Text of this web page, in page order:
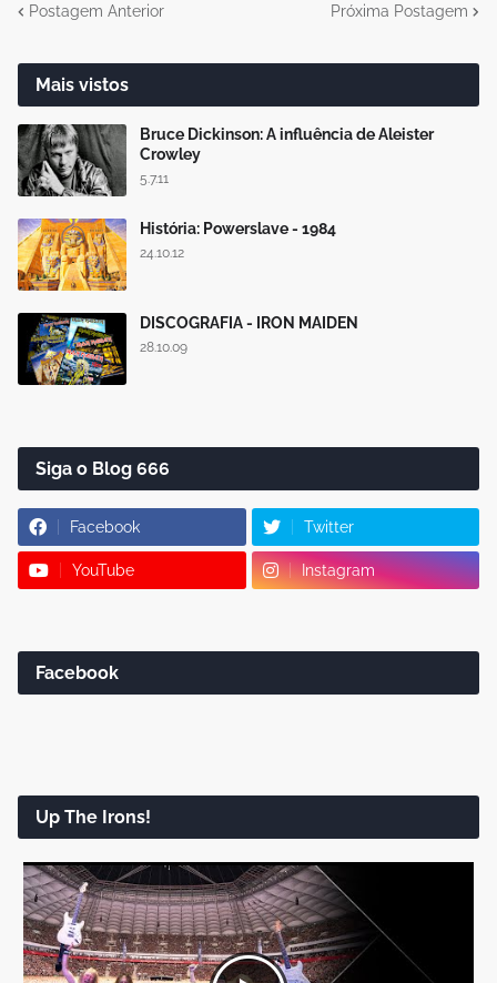
Postagem Anterior Próxima Postagem
Mais vistos
Bruce Dickinson: A influência de Aleister
Crowley
5.7.11
História: Powerslave - 1984
24.10.12
DISCOGRAFIA - IRON MAIDEN
28.10.09
Siga o Blog 666
Facebook Twitter
YouTube Instagram
Facebook
Up The Irons!